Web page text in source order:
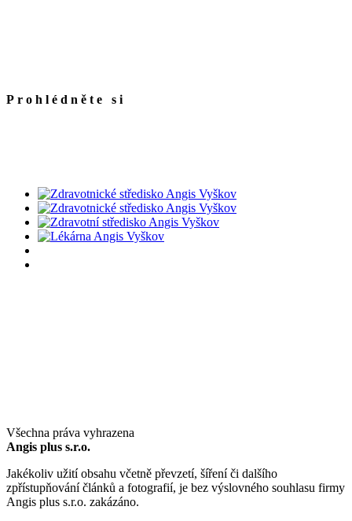
Prohlédněte si
Všechna práva vyhrazena
Angis plus s.r.o.
Jakékoliv užití obsahu včetně převzetí, šíření či dalšího
zpřístupňování článků a fotografií, je bez výslovného souhlasu firmy
Angis plus s.r.o. zakázáno.